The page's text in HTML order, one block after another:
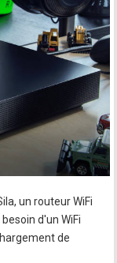
un routeur WiFi
d'un WiFi
de